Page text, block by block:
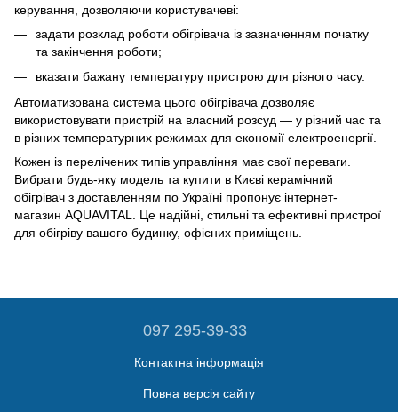
керування, дозволяючи користувачеві:
задати розклад роботи обігрівача із зазначенням початку
та закінчення роботи;
вказати бажану температуру пристрою для різного часу.
Автоматизована система цього обігрівача дозволяє
використовувати пристрій на власний розсуд — у різний час та
в різних температурних режимах для економії електроенергії.
Кожен із перелічених типів управління має свої переваги.
Вибрати будь-яку модель та купити в Києві керамічний
обігрівач з доставленням по Україні пропонує інтернет-
магазин AQUAVITAL. Це надійні, стильні та ефективні пристрої
для обігріву вашого будинку, офісних приміщень.
097 295-39-33
Контактна інформація
Повна версія сайту